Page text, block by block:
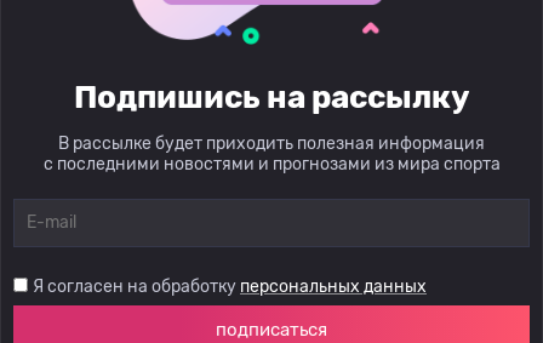
Подпишись на рассылку
В рассылке будет приходить полезная информация
с последними новостями и прогнозами из мира спорта
Я согласен на обработку персональных данных
подписаться